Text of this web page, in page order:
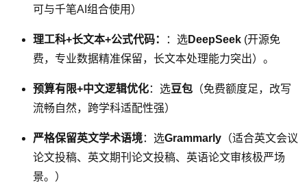
可与千笔AI组合使用）
理工科+长文本+公式代码： ：选DeepSeek (开源免
费，专业数据精准保留，长文本处理能力突出）。
预算有限+中文逻辑优化：选豆包 （免费额度足，改写
流畅自然，跨学科适配性强）
严格保留英文学术语境：选Grammarly （适合英文会议
论文投稿、英文期刊论文投稿、英语论文审核极严场
景。）